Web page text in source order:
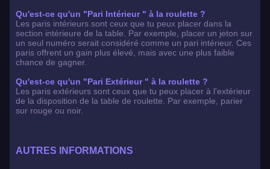
Qu'est-ce qu'un "Pari Intérieur " à la roulette ?
Les paris intérieurs sont ceux que tu peux placer dans la
section intérieure de la table. Par exemple, placer un jeton sur
un seul numéro serait considéré comme un pari intérieur. Ces
paris offrent un gain plus élevé, mais avec une plus faible
chance de gagner.
Qu'est-ce qu'un "Pari Extérieur " à la roulette ?
Les paris extérieurs sont ceux que tu peux placer à l'extérieur
de la disposition de la table de roulette. Par exemple, parier
sur rouge ou noir.
AUTRES INFORMATIONS